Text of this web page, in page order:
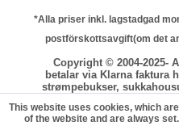
*Alla priser inkl. lagstadgad
postförskottsavgift(om det
Copyright © 2004-2025-
betalar via Klarna faktura
strømpebukser,
This website uses cookies, which
of the website and are always